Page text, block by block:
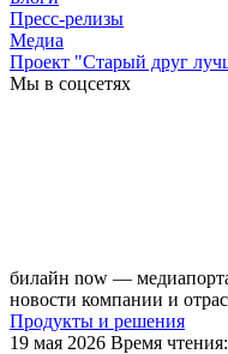
Пресс-релизы
Медиа
Проект "Старый друг
Мы в соцсетях
билайн now —
новости компании и
Продукты и решения
19 мая 2026 Время чтения: